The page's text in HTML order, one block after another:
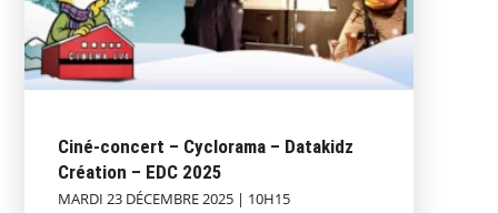
Ciné-concert – Cyclorama – Datakidz
Création – EDC 2025
MARDI 23 DÉCEMBRE 2025 | 10H15